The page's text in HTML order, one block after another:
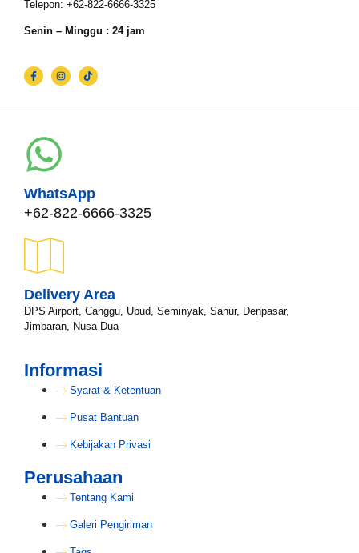
WhatsApp*
Telepon: +62-822-6666-3325
Senin – Minggu : 24 jam
WhatsApp
+62-822-6666-3325
Delivery Area
DPS Airport, Canggu, Ubud, Seminyak, Sanur, Denpasar,
Jimbaran, Nusa Dua
Informasi
Syarat & Ketentuan
Pusat Bantuan
Kebijakan Privasi
Perusahaan
Tentang Kami
Galeri Pengiriman